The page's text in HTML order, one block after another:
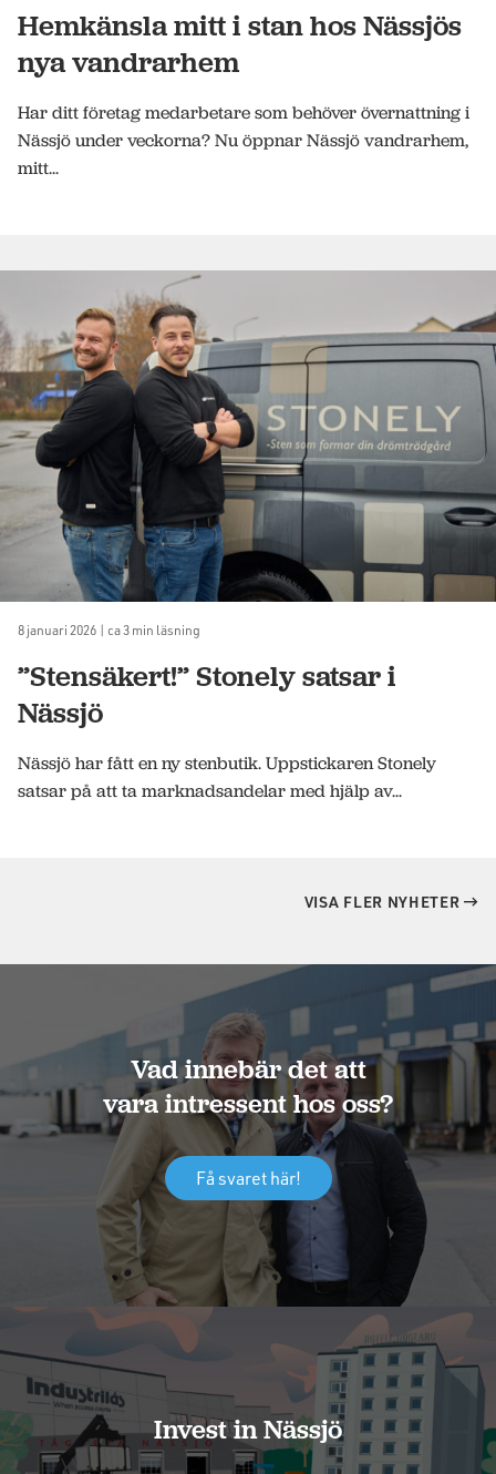
Hemkänsla mitt i stan hos Nässjös
nya vandrarhem
Har ditt företag medarbetare som behöver övernattning i
Nässjö under veckorna? Nu öppnar Nässjö vandrarhem,
mitt...
8 januari 2026 | ca 3 min läsning
”Stensäkert!” Stonely satsar i
Nässjö
Nässjö har fått en ny stenbutik. Uppstickaren Stonely
satsar på att ta marknadsandelar med hjälp av...
VISA FLER NYHETER
Vad innebär det att
vara intressent hos oss?
Få svaret här!
Invest in Nässjö